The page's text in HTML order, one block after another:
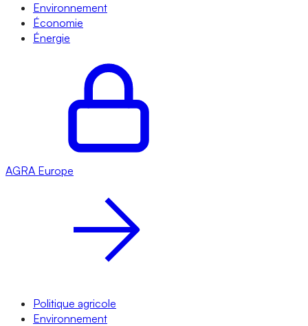
Environnement
Économie
Énergie
AGRA Europe
Politique agricole
Environnement